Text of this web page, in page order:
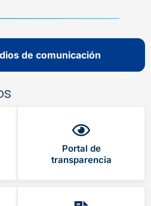
de comunicación
Portal de
transparencia